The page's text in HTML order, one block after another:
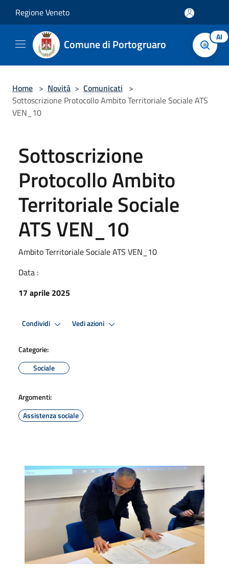
Regione Veneto
Comune di Portogruaro AI
Home > Novità > Comunicati >
Sottoscrizione Protocollo Ambito Territoriale Sociale ATS
VEN_10
Sottoscrizione
Protocollo Ambito
Territoriale Sociale
ATS VEN_10
Ambito Territoriale Sociale ATS VEN_10
Data :
17 aprile 2025
Condividi Vedi azioni
Categorie:
Sociale
Argomenti:
Assistenza sociale